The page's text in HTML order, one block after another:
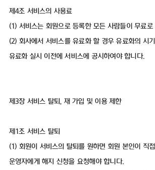
제4조 서비스의 사용료
(1) 서비스는 회원으로 등록한 모든 사람들이 무료
(2) 회사에서 서비스를 유료화 할 경우 유료화의 시
유료화 실시 이전에 서비스에 공시하여야 합니다.
제3장 서비스 탈퇴, 재 가입 및 이용 제한
제1조 서비스 탈퇴
(1) 회원이 서비스의 탈퇴를 원하면 회원 본인이 직
운영자에게 해지 신청을 요청해야 합니다.